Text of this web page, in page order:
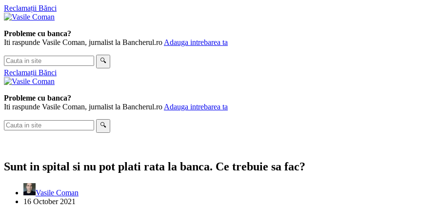
Skip
to
Reclamații Bănci
Probleme cu banca?
Iti raspunde Vasile Coman, jurnalist la Bancherul.ro Adauga intrebarea ta
Cauta
in
site
🔍
Reclamații Bănci
Probleme cu banca?
Iti raspunde Vasile Coman, jurnalist la Bancherul.ro Adauga intrebarea ta
Cauta
in
🔍
Sunt in spital si nu pot plati rata la banca. Ce trebuie sa fac?
Vasile Coman
16 October 2021